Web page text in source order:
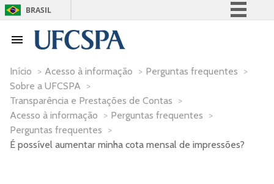
BRASIL
Participe
Início > Acesso à informação > Perguntas frequentes >
Sobre a UFCSPA >
Transparência e Prestações de Contas >
Acesso à informação > Perguntas frequentes >
Perguntas frequentes >
É possível aumentar minha cota mensal de impressões?